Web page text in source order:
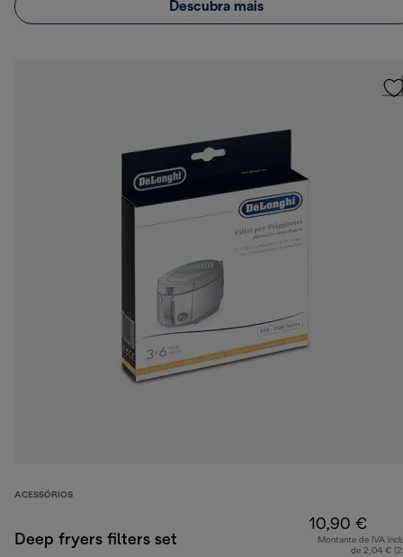
Descubra mais
ACESSÓRIOS
Deep fryers filters set
10,90 €
Montante de IVA
de 2,04 €